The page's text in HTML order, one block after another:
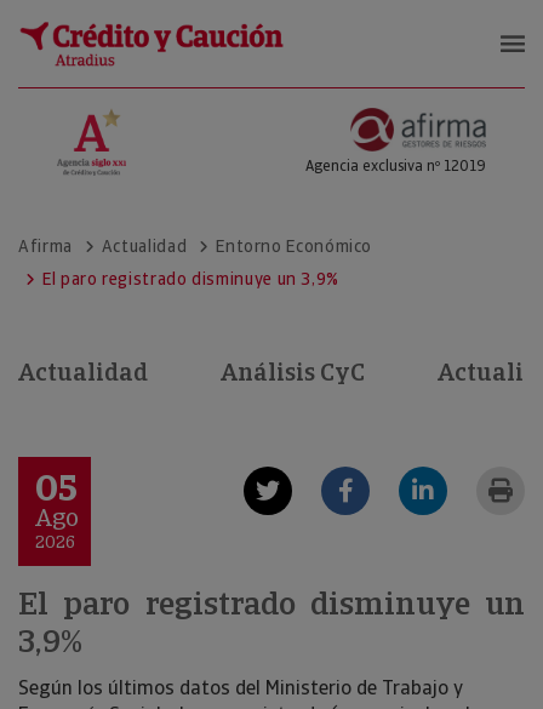
Afirma Gestores de Riesgos
Agencia exclusiva nº 12019
Afirma Actualidad
Entorno Económico
El paro registrado disminuye un 3,9%
Actualidad Análisis CyC
05
Ago
2026
El paro registrado disminuye un
3,9%
Según los últimos datos del Ministerio de Trabajo y